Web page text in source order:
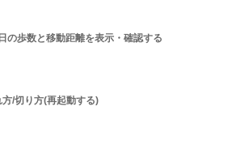
の歩数と移動距離を表示・確認する
/切り方(再起動する)